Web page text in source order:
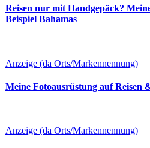
Reisen nur mit Handgepäck?
Beispiel Bahamas
Anzeige (da Orts/Markennennung)
Meine Fotoausrüstung auf Reisen
Anzeige (da Orts/Markennennung)